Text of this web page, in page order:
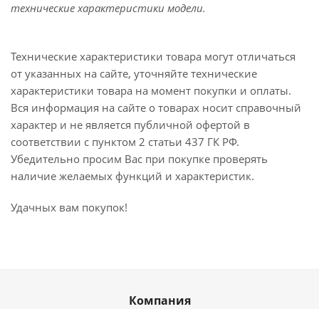
технические характеристики модели.
Технические характеристики товара могут отличаться
от указанных на сайте, уточняйте технические
характеристики товара на момент покупки и оплаты.
Вся информация на сайте о товарах носит справочный
характер и не является публичной офертой в
соответствии с пунктом 2 статьи 437 ГК РФ.
Убедительно просим Вас при покупке проверять
наличие желаемых функций и характеристик.
Удачных вам покупок!
Компания